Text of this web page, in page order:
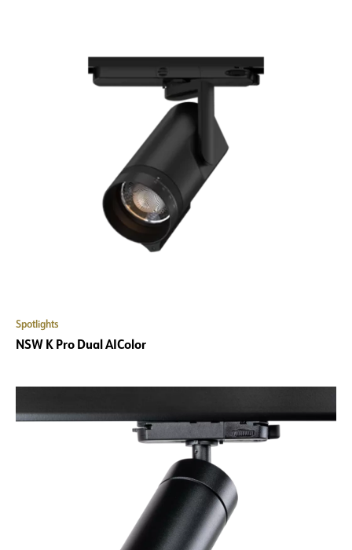
Spotlights
NSW K Pro Dual AIColor